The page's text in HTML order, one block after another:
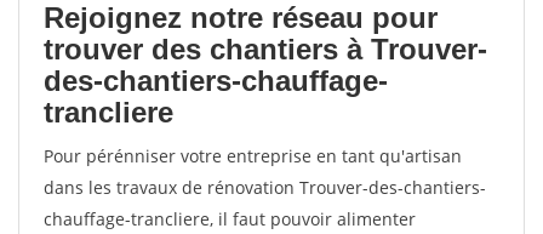
Rejoignez notre réseau pour
trouver des chantiers à Trouver-
des-chantiers-chauffage-
trancliere
Pour pérénniser votre entreprise en tant qu'artisan
dans les travaux de rénovation Trouver-des-chantiers-
chauffage-trancliere, il faut pouvoir alimenter